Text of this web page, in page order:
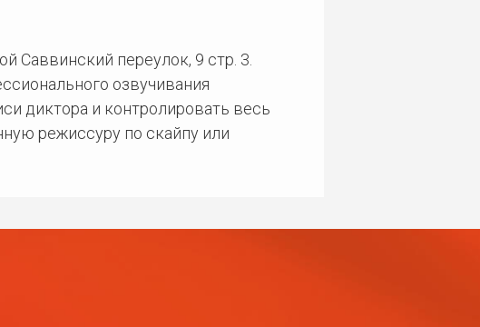
Саввинский переулок, 9 стр. 3.
озвучивания
диктора и контролировать весь
режиссуру по скайпу или